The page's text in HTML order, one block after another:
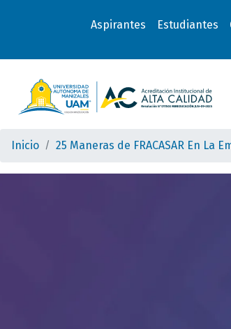
Aspirantes Estudiantes
Inicio 25 Maneras de FRACASAR En La